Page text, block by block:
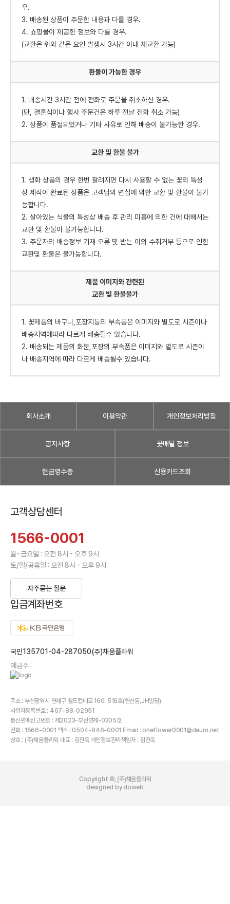
우.
3. 배송된 상품이 주문한 내용과 다를 경우.
4. 쇼핑몰이 제공한 정보와 다를 경우.
(교환은 위와 같은 요인 발생시 3시간 이내 재교환 가능)
환불이 가능한 경우
1. 배송시간 3시간 전에 전화로 주문을 취소하신 경우.
(단, 결혼식이나 행사 주문건은 하루 전날 전화 취소 가능)
2. 상품이 품절되었거나 기타 사유로 인해 배송이 불가능한 경우.
교환 및 환불 불가
1. 생화 상품의 경우 한번 잘려지면 다시 사용할 수 없는 꽃의 특성
상 제작이 완료된 상품은 고객님의 변심에 의한 교환 및 환불이 불가
능합니다.
2. 살아있는 식물의 특성상 배송 후 관리 미흡에 의한 건에 대해서는
교환 및 환불이 불가능합니다.
3. 주문자의 배송정보 기재 오류 및 받는 이의 수취거부 등으로 인한
교환및 환불은 불가능합니다.
제품 이미지와 관련된
교환 빛 환불불가
1. 꽃제품의 바구니,포장지등의 부속품은 이미지와 별도로 시즌이나
배송지역에따라 다르게 배송될수 있습니다.
2. 배송되는 제품의 화분,포장의 부속품은 이미지와 별도로 시즌이
나 배송지역에 따라 다르게 배송될수 있습니다.
회사소개 이용약관 개인정보처리방침
공지사항 꽃배달 정보
현금영수증 신용카드조회
고객상담센터
1566-0001
월~금요일 : 오전 8시 - 오후 9시
토/일/공휴일 : 오전 8시 - 오후 9시
자주묻는 질문
입금계좌번호
국민135701-04-287050(주)채움플라워
예금주 :
주소 : 부산광역시 연제구 월드컵대로 160. 516호(연산동,JH빌딩)
사업자등록번호 : 467-88-02951
통신판매신고번호 : 제2023-부산연제-0305호
전화 : 1566-0001 팩스 : 0504-846-0001 Email : oneflower0001@daum.net
상호 : (주)채움플라워 대표 : 김진옥 개인정보관리책임자 : 김진옥
Copyright ©, (주)채움플라워
designed by doweb